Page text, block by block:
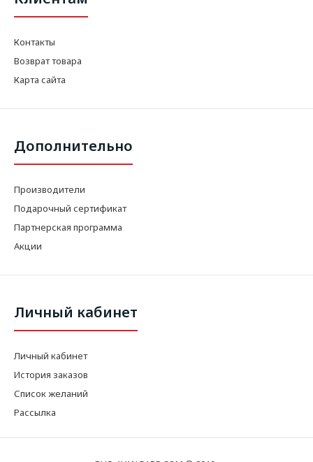
Контакты
Возврат товара
Карта сайта
Дополнительно
Производители
Подарочный сертификат
Партнерская программа
Акции
Личный кабинет
Личный кабинет
История заказов
Список желаний
Рассылка